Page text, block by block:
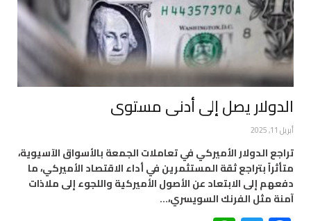
الدولار يصل إلى أدنى مستوى
أبريل 11, 2025
تراجع الدولار الأميركي في تعاملات الجمعة بالأسواق الآسيوية،
متأثراً بتراجع ثقة المستثمرين في أداء الاقتصاد الأميركي، ما
دفعهم إلى الابتعاد عن الأصول الأميركية واللجوء إلى ملاذات
آمنة مثل الفرنك السويسري،…